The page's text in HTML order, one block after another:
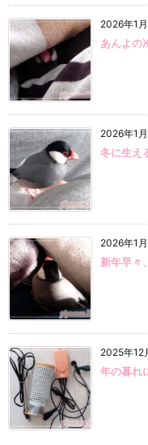
2026年1
あんよの
2026年1
冬に生え
2026年1
新年早々
2025年12
年の暮れ